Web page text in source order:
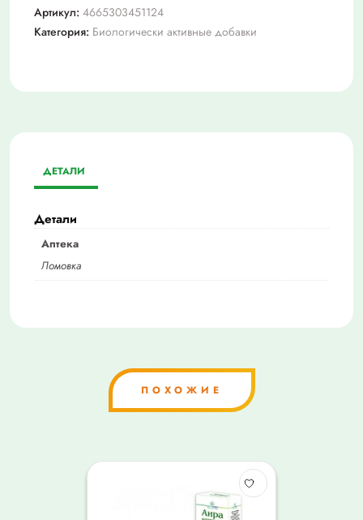
Артикул: 4665303451124
Категория: Биологически активные добавки
ДЕТАЛИ
Детали
Аптека
Ломовка
ПОХОЖИЕ